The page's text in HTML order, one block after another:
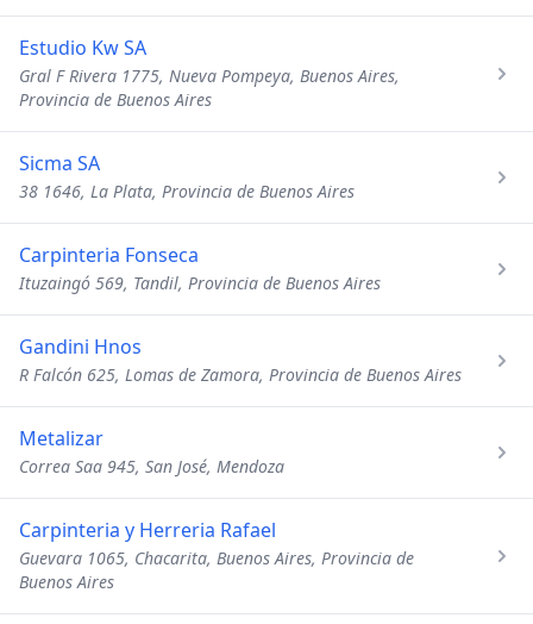
Estudio Kw SA
Gral F Rivera 1775, Nueva Pompeya, Buenos Aires,
Provincia de Buenos Aires
Sicma SA
38 1646, La Plata, Provincia de Buenos Aires
Carpinteria Fonseca
Ituzaingó 569, Tandil, Provincia de Buenos Aires
Gandini Hnos
R Falcón 625, Lomas de Zamora, Provincia de Buenos Aires
Metalizar
Correa Saa 945, San José, Mendoza
Carpinteria y Herreria Rafael
Guevara 1065, Chacarita, Buenos Aires, Provincia de
Buenos Aires